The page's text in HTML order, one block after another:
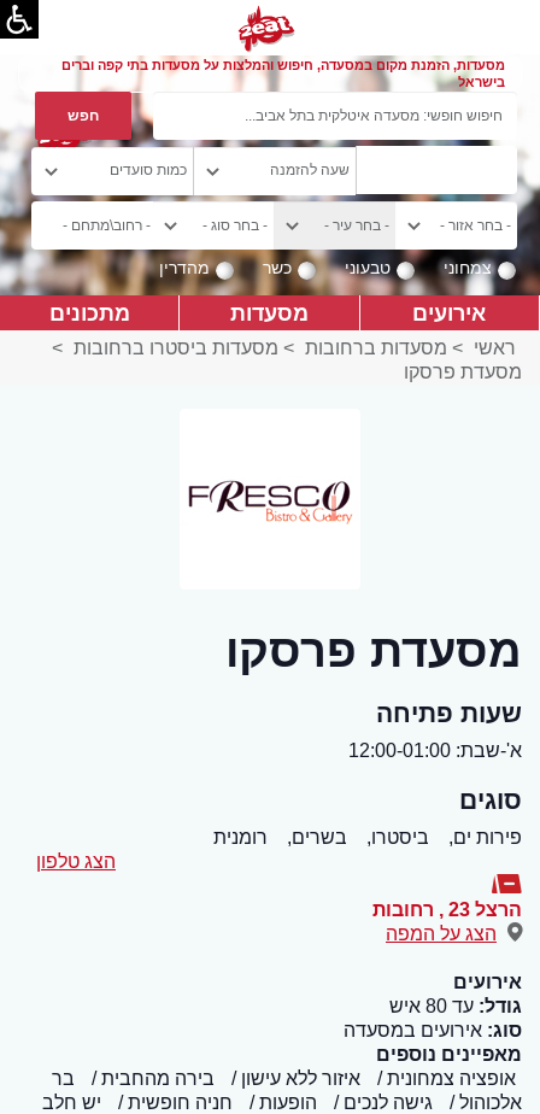
מסעדות, הזמנת מקום במסעדה, חיפוש והמלצות על מסעדות בתי קפה וברים
בישראל
צמחוני טבעוני כשר מהדרין
אירועים מסעדות מתכונים
ראשי > מסעדות ברחובות > מסעדות ביסטרו ברחובות >
מסעדת פרסקו
מסעדת פרסקו
שעות פתיחה
א'-שבת: 12:00-01:00
סוגים
פירות ים, ביסטרו, בשרים,
רומנית
הצג טלפון
הרצל 23 , רחובות
הצג על המפה
אירועים
גודל: עד 80 איש
סוג: אירועים במסעדה
מאפיינים נוספים
אופציה צמחונית
איזור ללא עישון בירה מהחבית
בר
אלכוהול
גישה לנכים הופעות חניה חופשית
יש חלב